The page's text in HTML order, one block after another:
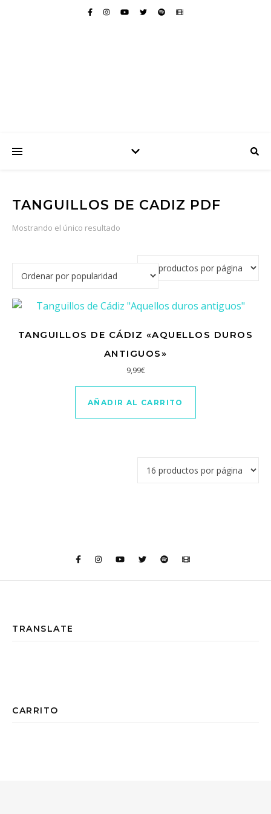
TANGUILLOS DE CADIZ PDF
Mostrando el único resultado
TANGUILLOS DE CÁDIZ «AQUELLOS DUROS
ANTIGUOS»
9,99€
AÑADIR AL CARRITO
TRANSLATE
CARRITO